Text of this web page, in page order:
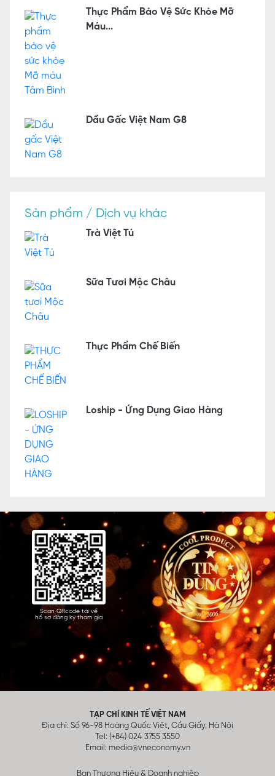
Thực Phẩm Bảo Vệ Sức Khỏe Mỡ
Máu...
Dầu Gấc Việt Nam G8
Sản phẩm / Dịch vụ khác
Trà Việt Tú
Sữa Tươi Mộc Châu
Thực Phẩm Chế Biến
Loship - Ứng Dụng Giao Hàng
Scan QRcode tải về
hồ sơ đăng ký tham gia
TẠP CHÍ KINH TẾ VIỆT NAM
Địa chỉ: Số 96-98 Hoàng Quốc Việt, Cầu Giấy, Hà Nội
Tel: (+84) 024 3755 3550
Email: media@vneconomy.vn
Ban Thương Hiệu & Doanh nghiệp